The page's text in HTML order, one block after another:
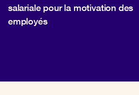
salariale pour la motivation des
employés